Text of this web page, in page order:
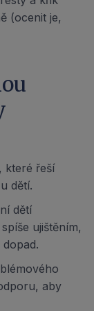
(ocenit je,
které řeší
dětí.
dětí
ujištěním,
aby